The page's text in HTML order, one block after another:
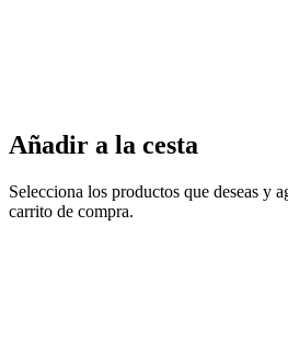
Añadir a la cesta
Selecciona los productos que deseas y
carrito de compra.